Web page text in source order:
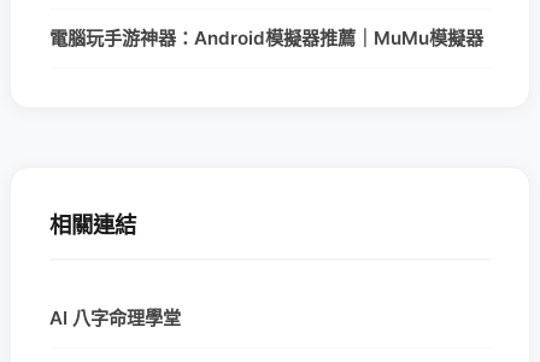
電腦玩手游神器：Android模擬器推薦｜MuMu模擬器
相關連結
AI 八字命理學堂